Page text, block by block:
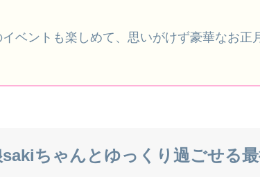
ベントも楽しめて、思いがけず豪華なお正
ちゃんとゆっくり過ごせる